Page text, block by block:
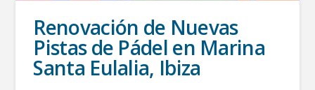
Renovación de Nuevas
Pistas de Pádel en Marina
Santa Eulalia, Ibiza